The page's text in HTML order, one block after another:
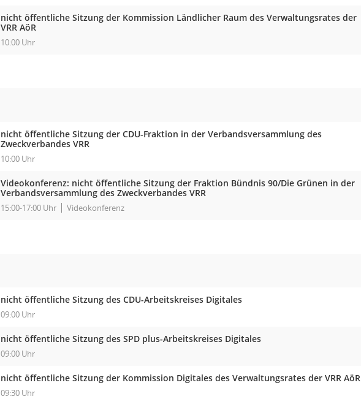
nicht öffentliche Sitzung der Kommission Ländlicher Raum des Verwaltungsrates der
VRR AöR
10:00 Uhr
nicht öffentliche Sitzung der CDU-Fraktion in der Verbandsversammlung des
Zweckverbandes VRR
10:00 Uhr
Videokonferenz: nicht öffentliche Sitzung der Fraktion Bündnis 90/Die Grünen in der
Verbandsversammlung des Zweckverbandes VRR
15:00-17:00 Uhr Videokonferenz
nicht öffentliche Sitzung des CDU-Arbeitskreises Digitales
09:00 Uhr
nicht öffentliche Sitzung des SPD plus-Arbeitskreises Digitales
09:00 Uhr
nicht öffentliche Sitzung der Kommission Digitales des Verwaltungsrates der VRR AöR
09:30 Uhr